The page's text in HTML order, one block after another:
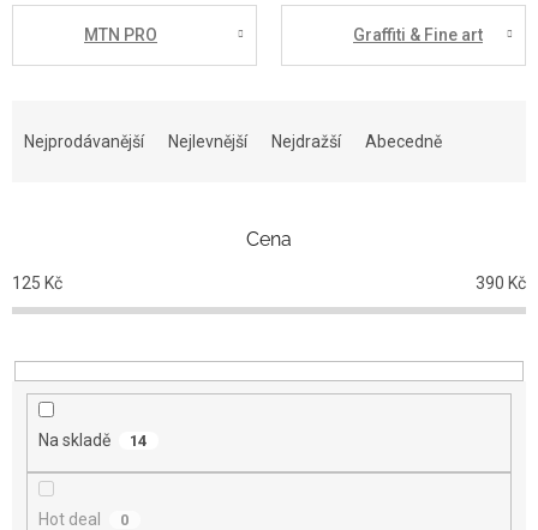
MTN PRO Graffiti & Fine art
p
r
o
u
Nejprodávanější Nejlevnější Nejdražší Abecedně
Cena
125 Kč 390 Kč
Na skladě 14
Hot deal 0